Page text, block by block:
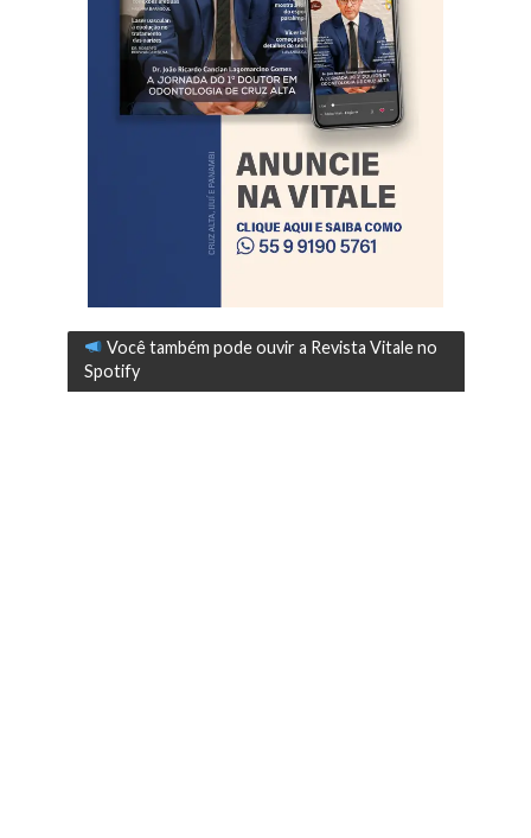
Você também pode ouvir a Revista Vitale no
Spotify